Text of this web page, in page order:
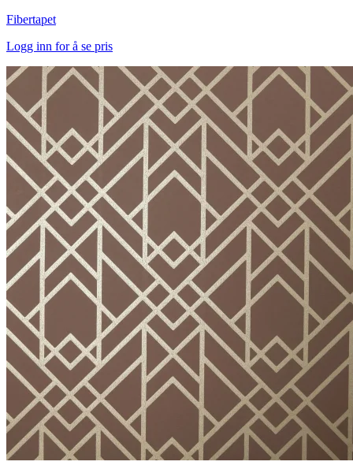
Fibertapet
Logg inn for å se pris